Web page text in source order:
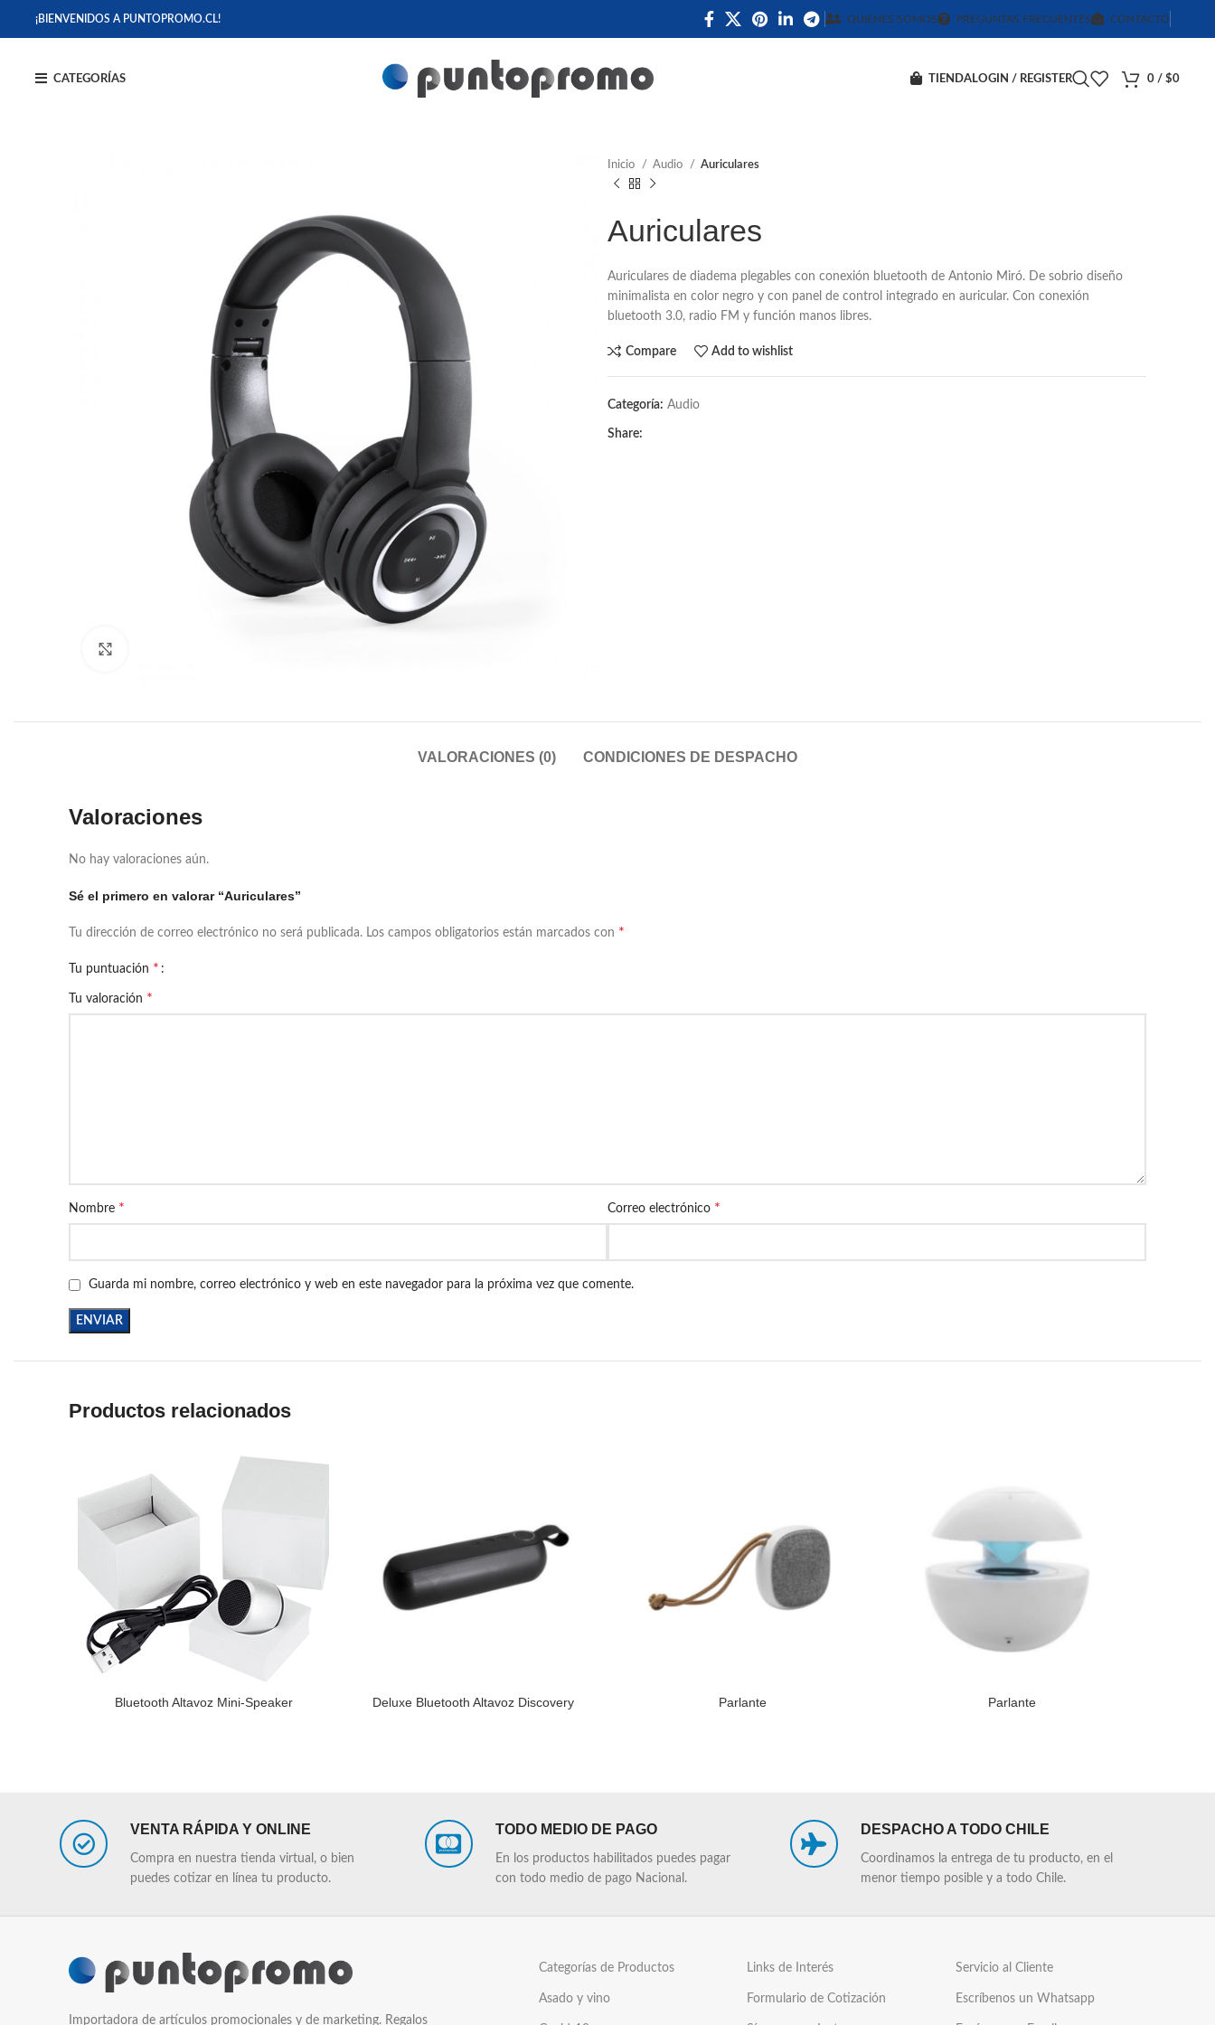
¡BIENVENIDOS A PUNTOPROMO.CL! QUIENES SOMOS PREGUNTAS FRECUENTES CONTACTO
CATEGORÍAS TIENDA LOGIN / REGISTER 0 / $0
Inicio Audio Auriculares
Auriculares
Auriculares de diadema plegables con conexión bluetooth de Antonio Miró. De sobrio diseño
minimalista en color negro y con panel de control integrado en auricular. Con conexión
bluetooth 3.0, radio FM y función manos libres.
Compare Add to wishlist
Categoría: Audio
Share:
VALORACIONES (0) CONDICIONES DE DESPACHO
Valoraciones
No hay valoraciones aún.
Sé el primero en valorar “Auriculares”
Tu dirección de correo electrónico no será publicada. Los campos obligatorios están marcados con *
Tu puntuación *
Tu valoración *
Nombre * Correo electrónico *
Guarda mi nombre, correo electrónico y web en este navegador para la próxima vez que comente.
Productos relacionados
LEER MÁSBluetooth Altavoz Mini-Speaker LEER MÁS
Deluxe Bluetooth Altavoz Discovery Parlante Parlante
VENTA RÁPIDA Y ONLINE
Compra en nuestra tienda virtual, o bien
puedes cotizar en línea tu producto.
TODO MEDIO DE PAGO
En los productos habilitados puedes pagar
con todo medio de pago Nacional.
DESPACHO A TODO CHILE
Coordinamos la entrega de tu producto, en el
menor tiempo posible y a todo Chile.
Importadora de artículos promocionales y de marketing. Regalos
Categorías de Productos
Asado y vino
Links de Interés
Formulario de Cotización
Servicio al Cliente
Escríbenos un Whatsapp